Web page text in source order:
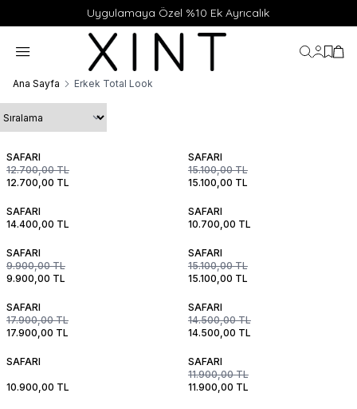
Uygulamaya Özel %10 Ek Ayrıcalık
Ana Sayfa Erkek Total Look
SAFARI
12.700,00TL
12.700,00 TL
SAFARI
15.100,00TL
15.100,00 TL
SAFARI
14.400,00 TL
SAFARI
10.700,00 TL
SAFARI
9.900,00TL
9.900,00 TL
SAFARI
15.100,00TL
15.100,00 TL
SAFARI
17.900,00TL
17.900,00 TL
SAFARI
14.500,00TL
14.500,00 TL
SAFARI
10.900,00 TL
SAFARI
11.900,00TL
11.900,00 TL